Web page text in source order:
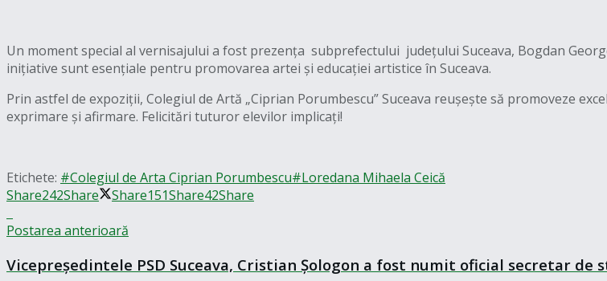
Un moment special al vernisajului a fost prezența subprefectului județului Suceava, Bogdan
inițiative sunt esențiale pentru promovarea artei și educației artistice în Suceava.
Prin astfel de expoziții, Colegiul de Artă „Ciprian Porumbescu” Suceava reușește să promoveze
exprimare și afirmare. Felicitări tuturor elevilor implicați!
Etichete: #Colegiul de Arta Ciprian Porumbescu#Loredana Mihaela Ceică
Share242Share Share151Share42Share
Postarea anterioară
Vicepreședintele PSD Suceava, Cristian Șologon a fost numit oficial secretar